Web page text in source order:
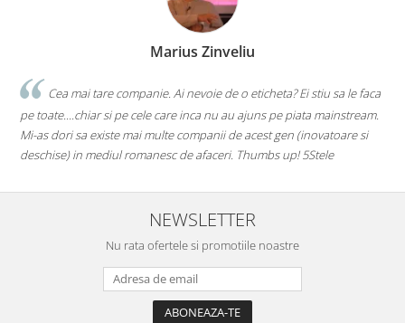
Marius Zinveliu
Cea mai tare companie. Ai nevoie de o eticheta? Ei stiu sa le faca
pe toate....chiar si pe cele care inca nu au ajuns pe piata mainstream.
Mi-as dori sa existe mai multe companii de acest gen (inovatoare si
deschise) in mediul romanesc de afaceri. Thumbs up! 5Stele
NEWSLETTER
Nu rata ofertele si promotiile noastre